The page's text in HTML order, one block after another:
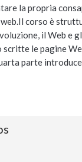
la propria
corso è
il Web e
scritte le pagine
parte